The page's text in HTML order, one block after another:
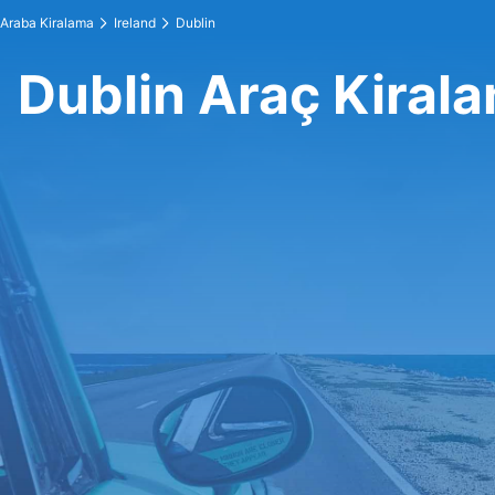
Araba Kiralama Ireland Dublin
Dublin Araç